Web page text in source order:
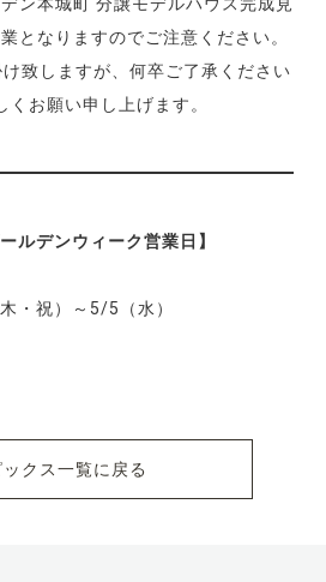
となりますのでご注意ください。
致しますが、何卒ご了承ください
くお願い申し上げます。
ルデンウィーク営業日】
・祝）～5/5（水）
ックス一覧に戻る